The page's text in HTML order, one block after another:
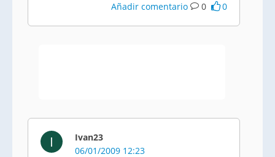
Añadir comentario 0 0
I
Ivan23
06/01/2009 12:23